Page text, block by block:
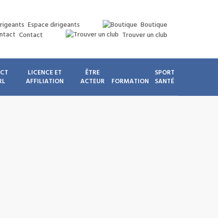
Espace dirigeants
Boutique
Contact
Trouver un club
LICENCE ET
AFFILIATION
ÊTRE
ACTEUR
FORMATION
SPORT
SANTÉ